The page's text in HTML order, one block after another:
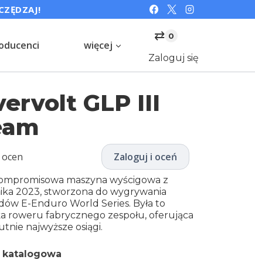
więcej
⇄ 0
Zaloguj się
GLP III
Zaloguj i oceń
maszyna wyścigowa z
2023, stworzona do wygrywania
E-Enduro World Series. Była to
roweru fabrycznego zespołu, oferująca
najwyższe osiągi.
katalogowa